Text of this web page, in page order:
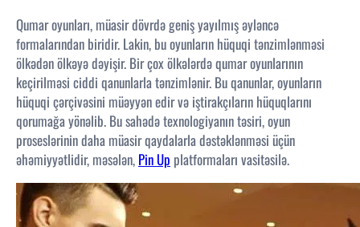
Qumar oyunları, müasir dövrdə geniş yayılmış əyləncə
formalarından biridir. Lakin, bu oyunların hüquqi tənzimlənməsi
ölkədən ölkəyə dəyişir. Bir çox ölkələrdə qumar oyunlarının
keçirilməsi ciddi qanunlarla tənzimlənir. Bu qanunlar, oyunların
hüquqi çərçivəsini müəyyən edir və iştirakçıların hüquqlarını
qorumağa yönəlib. Bu sahədə texnologiyanın təsiri, oyun
proseslərinin daha müasir qaydalarla dəstəklənməsi üçün
əhəmiyyətlidir, məsələn, Pin Up platformaları vasitəsilə.